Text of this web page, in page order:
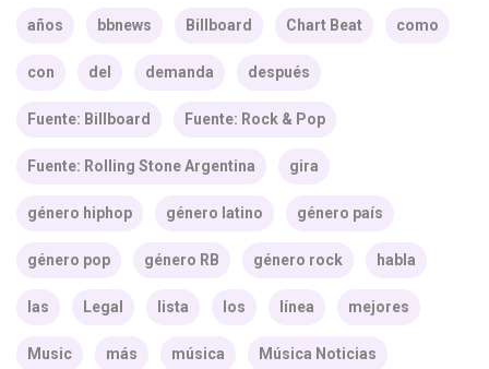
años bbnews Billboard Chart Beat como
con del demanda después
Fuente: Billboard Fuente: Rock & Pop
Fuente: Rolling Stone Argentina gira
género hiphop género latino género país
género pop género RB género rock habla
las Legal lista los línea mejores
Music más música Música Noticias